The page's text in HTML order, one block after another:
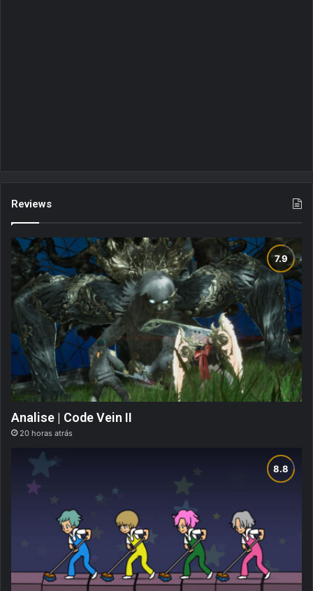
Reviews
Analise | Code Vein II
20 horas atrás